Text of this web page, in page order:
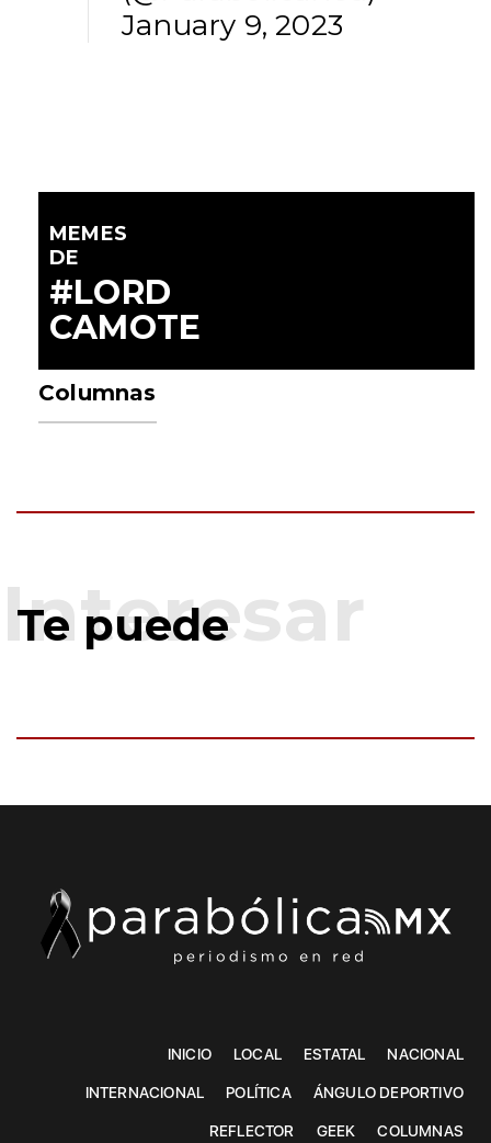
January 9, 2023
MEMES
DE
#LORD
CAMOTE
Columnas
Te puede
INICIO LOCAL ESTATAL NACIONAL
INTERNACIONAL POLÍTICA ÁNGULO DEPORTIVO
REFLECTOR GEEK COLUMNAS